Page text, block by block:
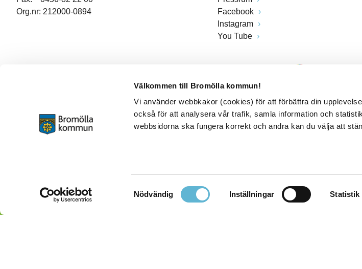
Välkommen till Bromölla kommun!
Vi använder webbkakor (cookies) för att förbättra din
också för att analysera vår trafik, samla information och
webbsidorna ska fungera korrekt och andra kan du välja att
Samtyckesval
Nödvändig Inställningar Statistik
Org.nr: 212000-0894
Facebook
Instagram
You Tube